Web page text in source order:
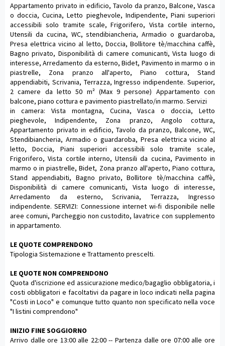
Appartamento privato in edificio, Tavolo da pranzo, Balcone, Vasca
o doccia, Cucina, Letto pieghevole, Indipendente, Piani superiori
accessibili solo tramite scale, Frigorifero, Vista cortile interno,
Utensili da cucina, WC, stendibiancheria, Armadio o guardaroba,
Presa elettrica vicino al letto, Doccia, Bollitore tè/macchina caffè,
Bagno privato, Disponibilità di camere comunicanti, Vista luogo di
interesse, Arredamento da esterno, Bidet, Pavimento in marmo o in
piastrelle, Zona pranzo all'aperto, Piano cottura, Stand
appendiabiti, Scrivania, Terrazza, Ingresso indipendente. Superior,
2 camere da letto 50 m² (Max 9 persone) Appartamento con
balcone, piano cottura e pavimento piastrellato/in marmo. Servizi
in camera: Vista montagna, Cucina, Vasca o doccia, Letto
pieghevole, Indipendente, Zona pranzo, Angolo cottura,
Appartamento privato in edificio, Tavolo da pranzo, Balcone, WC,
Stendibiancheria, Armadio o guardaroba, Presa elettrica vicino al
letto, Doccia, Piani superiori accessibili solo tramite scale,
Frigorifero, Vista cortile interno, Utensili da cucina, Pavimento in
marmo o in piastrelle, Bidet, Zona pranzo all'aperto, Piano cottura,
Stand appendiabiti, Bagno privato, Bollitore tè/macchina caffè,
Disponibilità di camere comunicanti, Vista luogo di interesse,
Arredamento da esterno, Scrivania, Terrazza, Ingresso
indipendente. SERVIZI: Connessione internet wi-fi disponibile nelle
aree comuni, Parcheggio non custodito, lavatrice con supplemento
in appartamento.
LE QUOTE COMPRENDONO
Tipologia Sistemazione e Trattamento prescelti.
LE QUOTE NON COMPRENDONO
Quota d'iscrizione ed assicurazione medico/bagaglio obbligatoria, i
costi obbligatori e facoltativi da pagare in loco indicati nella pagina
"Costi in Loco" e comunque tutto quanto non specificato nella voce
"I listini comprendono"
INIZIO FINE SOGGIORNO
Arrivo dalle ore 13:00 alle 22:00 -- Partenza dalle ore 07:00 alle ore